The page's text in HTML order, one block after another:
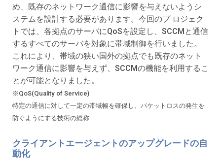
め、既存のネットワーク通信に影響を与えないようシ
ステムを設計する必要があります。今回のプ ロジェク
トでは、各拠点のサーバにQoSを設定し、SCCMと通信
するすべてのサーバを対象に帯域制御を行いました。
これにより、帯域の狭い国外の拠点でも既存のネット
ワーク通信に影響を与えず、SCCMの機能を利用するこ
とが可能となりました。
※QoS(Quality of Service)
特定の通信に対して一定の帯域幅を確保し、パケットロスの発生を
防ぐようにする技術の総称
クライアントエージェントのアップグレードの自
動化